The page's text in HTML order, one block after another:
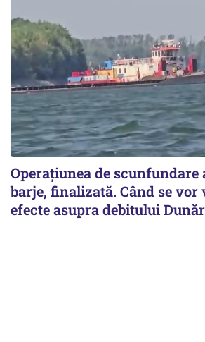
Operațiunea de scunfundare
barje, finalizată. Când se vor
efecte asupra debitului